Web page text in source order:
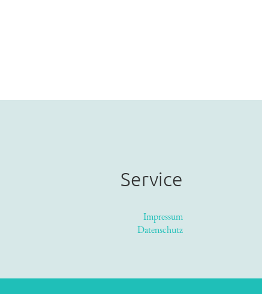
Service
Impressum
Datenschutz